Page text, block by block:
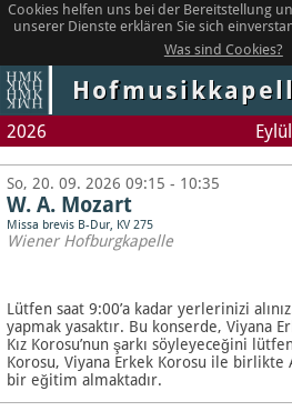
Cookies helfen uns bei der Bereitstellung
unserer Dienste erklären Sie sich
Was sind Cookies?
2026 Eylül
So, 20. 09. 2026 09:15 - 10:35
W. A. Mozart
Missa brevis B-Dur, KV 275
Wiener Hofburgkapelle
Lütfen saat 9:00’a kadar yerlerinizi
yapmak yasaktır. Bu konserde, Viyana
Kız Korosu’nun şarkı söyleyeceğini
Korosu, Viyana Erkek Korosu ile birlikte
bir eğitim almaktadır.